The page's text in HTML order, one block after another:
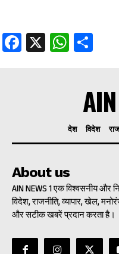
Facebook
X
देश विदेश
About us
AIN NEWS 1 एक विश्वसनीय और
विदेश, राजनीति, व्यापार, खेल,
और सटीक खबरें प्रदान करता है।